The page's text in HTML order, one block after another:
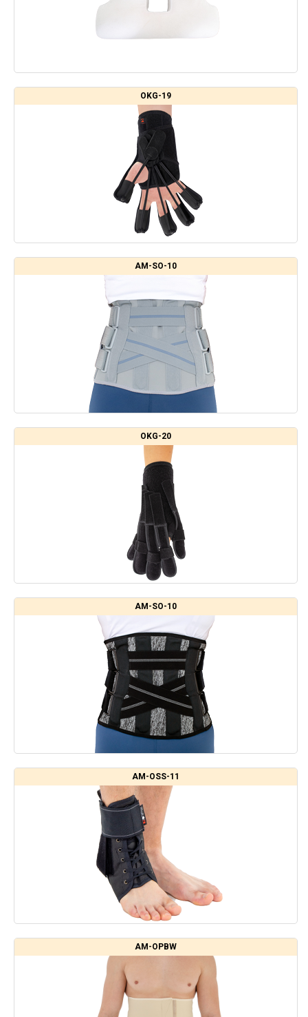
OKG-19
AM-SO-10
OKG-20
AM-SO-10
AM-OSS-11
AM-OPBW